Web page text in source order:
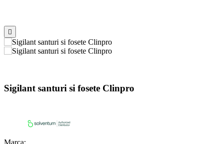

Sigilant santuri si fosete Clinpro